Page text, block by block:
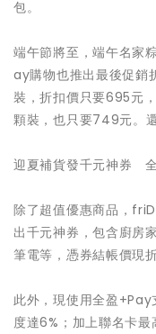
包。
端午節將至，端午名家
ay購物也推出最後促銷
裝，折扣價只要695元
顆裝，也只要749元。
迎夏補貨發千元神券
除了超值優惠商品，
出千元神券，包含廚房
筆電等，憑券結帳價現
此外，現使用全盈
度達6%；加上聯名卡